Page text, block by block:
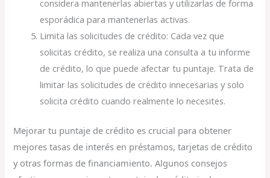
considera mantenerlas abiertas y utilizarlas de forma
esporádica para mantenerlas activas.
Limita las solicitudes de crédito: Cada vez que
solicitas crédito, se realiza una consulta a tu informe
de crédito, lo que puede afectar tu puntaje. Trata de
limitar las solicitudes de crédito innecesarias y solo
solicita crédito cuando realmente lo necesites.
Mejorar tu puntaje de crédito es crucial para obtener
mejores tasas de interés en préstamos, tarjetas de crédito
y otras formas de financiamiento. Algunos consejos